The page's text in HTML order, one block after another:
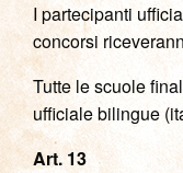
I partecipanti
concorsi
Tutte le scuole
ufficiale bilingue
Art. 13